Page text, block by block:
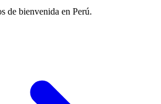
de bienvenida en Perú.